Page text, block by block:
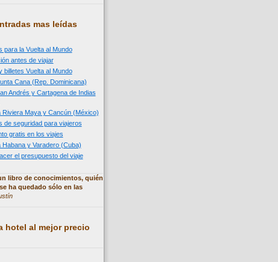
mas leídas
para la Vuelta al Mundo
antes de viajar
billetes Vuelta al Mundo
Cana (Rep. Dominicana)
Andrés y Cartagena de Indias
Riviera Maya y Cancún (México)
de seguridad para viajeros
gratis en los viajes
Habana y Varadero (Cuba)
el presupuesto del viaje
libro de conocimientos, quién
ha quedado sólo en las
hotel al mejor precio